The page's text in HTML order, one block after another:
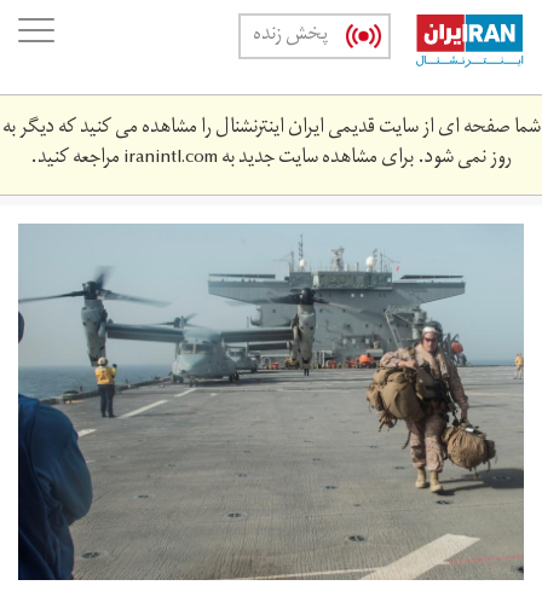
Skip
main
content
پخش زنده
شما صفحه ای از سایت قدیمی ایران اینترنشنال را مشاهده می کنید که دیگر به
روز نمی شود. برای مشاهده سایت جدید بهiranintl.comمراجعه کنید.
2019-
iran0.jpg